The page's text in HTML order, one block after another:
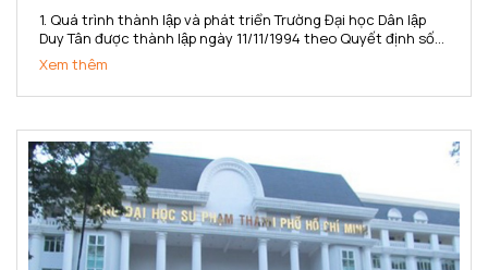
1. Quá trình thành lập và phát triển Trường Đại học Dân lập
Duy Tân được thành lập ngày 11/11/1994 theo Quyết định số
666/TTg của Thủ tướng Chính phủ. Năm 2015, Trường đã
chuyển đổi sang loại hình Tư thục theo...
Xem thêm